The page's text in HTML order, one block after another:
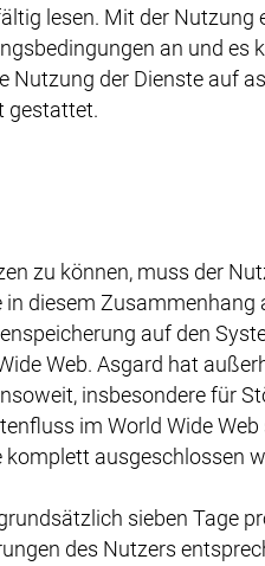
lesen. Mit der Nutzung
an und
der Dienste auf
gestattet.
zu können, muss der
diesem Zusammenhang
auf den
Web. Asgard hat
insbesondere für
im World Wide
ausgeschlossen
sieben Tage
des Nutzers